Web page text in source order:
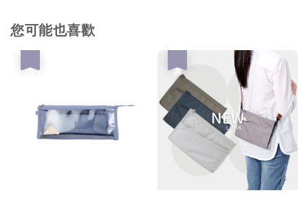
您可能也喜歡